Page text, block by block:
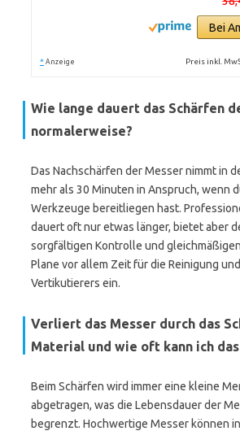
Bei
* Anzeige Preis inkl.
Wie lange dauert das Schärfen
normalerweise?
Das Nachschärfen der Messer nimmt in
mehr als 30 Minuten in Anspruch, wenn
Werkzeuge bereitliegen hast.
dauert oft nur etwas länger, bietet aber
sorgfältigen Kontrolle und
Plane vor allem Zeit für die Reinigung
Vertikutierers ein.
Verliert das Messer durch das
Material und wie oft kann ich das
Beim Schärfen wird immer eine kleine
abgetragen, was die Lebensdauer der
begrenzt. Hochwertige Messer können